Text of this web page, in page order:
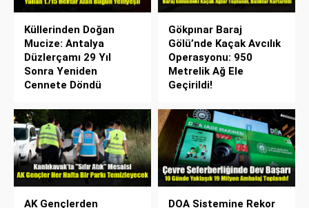
Küllerinden Doğan
Mucize: Antalya
Düzlerçamı 29 Yıl
Sonra Yeniden
Cennete Döndü
Gökpınar Baraj
Gölü’nde Kaçak Avcılık
Operasyonu: 950
Metrelik Ağ Ele
Geçirildi!
AK Gençlerden DOA Sistemine Rekor